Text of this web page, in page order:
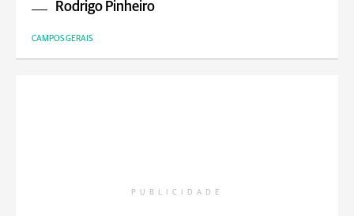
Rodrigo Pinheiro
CAMPOS GERAIS
PUBLICIDADE